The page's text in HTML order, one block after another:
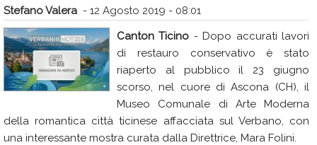
Stefano Valera - 12 Agosto 2019 - 08:01
Canton Ticino - Dopo accurati lavori
di restauro conservativo è stato
riaperto al pubblico il 23 giugno
scorso, nel cuore di Ascona (CH), il
Museo Comunale di Arte Moderna
della romantica città ticinese affacciata sul Verbano, con
una interessante mostra curata dalla Direttrice, Mara Folini.